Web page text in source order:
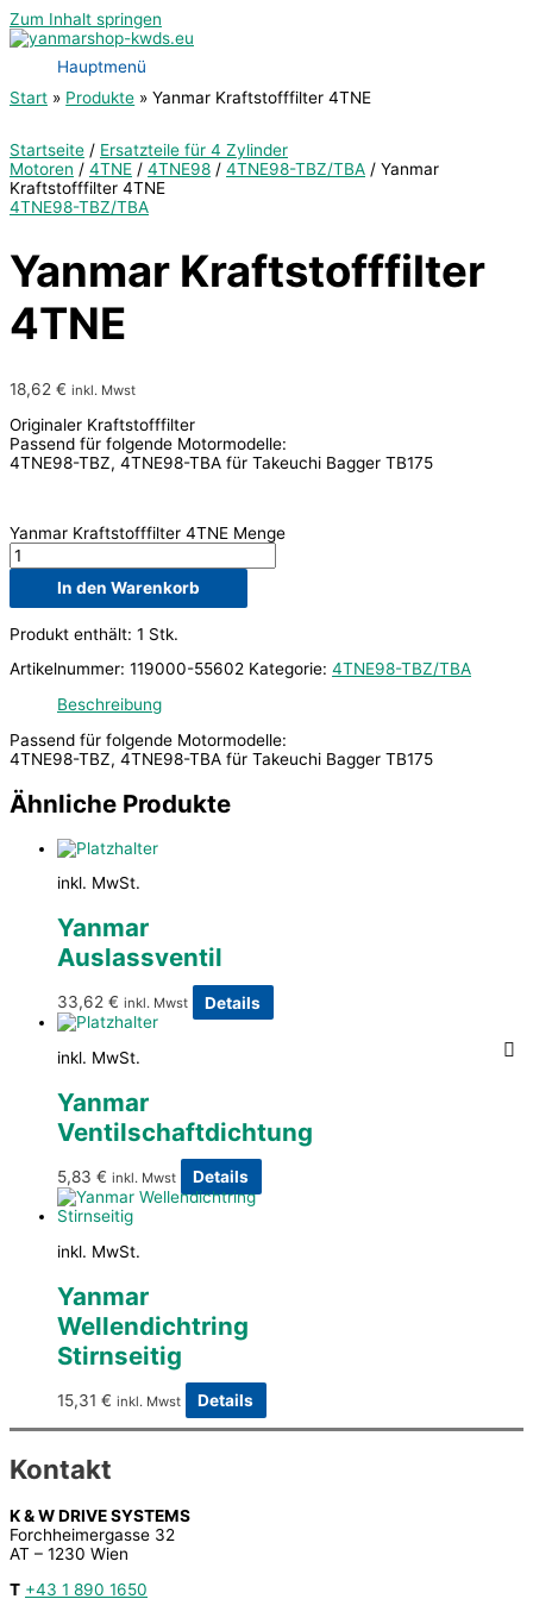
Zum Inhalt springen
Hauptmenü
Start
Produkte Yanmar Kraftstofffilter 4TNE
Startseite / Ersatzteile für 4 Zylinder
Motoren / 4TNE / 4TNE98 / 4TNE98-TBZ/TBA / Yanmar
Kraftstofffilter 4TNE
4TNE98-TBZ/TBA
Yanmar Kraftstofffilter
4TNE
18,62 € inkl. Mwst
Originaler Kraftstofffilter
Passend für folgende Motormodelle:
4TNE98-TBZ, 4TNE98-TBA für Takeuchi Bagger TB175
Yanmar Kraftstofffilter 4TNE Menge
In den Warenkorb
Produkt enthält: 1 Stk.
Artikelnummer: 119000-55602 Kategorie: 4TNE98-TBZ/TBA
Beschreibung
Passend für folgende Motormodelle:
4TNE98-TBZ, 4TNE98-TBA für Takeuchi Bagger TB175
Ähnliche Produkte
inkl. MwSt.
Yanmar
Auslassventil
33,62 € inkl. Mwst Details
inkl. MwSt.
Yanmar
Ventilschaftdichtung
5,83 € inkl. Mwst Details
inkl. MwSt.
Yanmar
Wellendichtring
Stirnseitig
15,31 € inkl. Mwst Details
Kontakt
K & W DRIVE SYSTEMS
Forchheimergasse 32
AT – 1230 Wien
T +43 1 890 1650